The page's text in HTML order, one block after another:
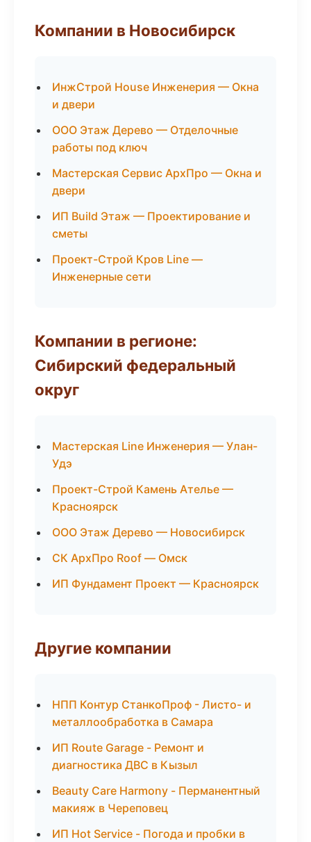
Компании в Новосибирск
ИнжСтрой House Инженерия — Окна
и двери
ООО Этаж Дерево — Отделочные
работы под ключ
Мастерская Сервис АрхПро — Окна и
двери
ИП Build Этаж — Проектирование и
сметы
Проект-Строй Кров Line —
Инженерные сети
Компании в регионе:
Сибирский федеральный
округ
Мастерская Line Инженерия — Улан-
Удэ
Проект-Строй Камень Ателье —
Красноярск
ООО Этаж Дерево — Новосибирск
СК АрхПро Roof — Омск
ИП Фундамент Проект — Красноярск
Другие компании
НПП Контур СтанкоПроф - Листо- и
металлообработка в Самара
ИП Route Garage - Ремонт и
диагностика ДВС в Кызыл
Beauty Care Harmony - Перманентный
макияж в Череповец
ИП Hot Service - Погода и пробки в